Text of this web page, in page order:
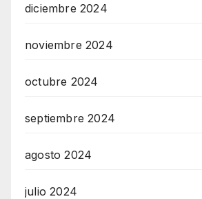
diciembre 2024
noviembre 2024
octubre 2024
septiembre 2024
agosto 2024
julio 2024